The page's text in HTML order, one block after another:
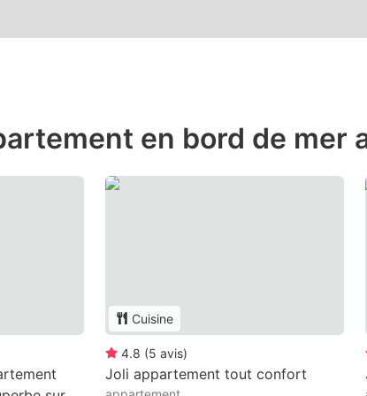
en bord de mer
Cuisine
4.8 (5 avis)
Joli appartement tout confort